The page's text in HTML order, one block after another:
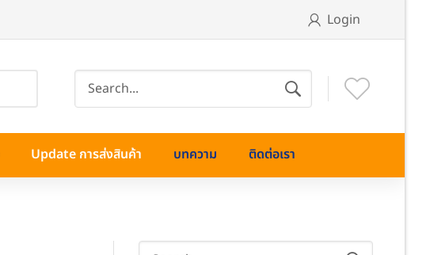
Login
Update การส่งสินค้า บทความ ติดต่อเรา